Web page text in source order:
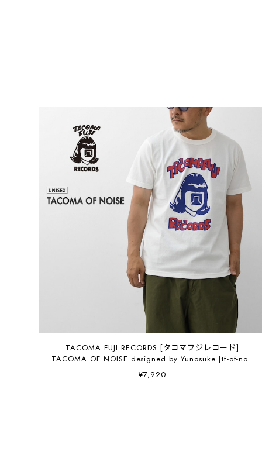
TACOMA FUJI RECORDS [タコマフジレコード]
TACOMA OF NOISE designed by Yunosuke [tf-of-noi]
タコマオブノーズティー・半袖Tシャツ・グラフィック
ティー・ロゴ・コラボ・MEN'S / LADY'S [2026SS]
¥7,920